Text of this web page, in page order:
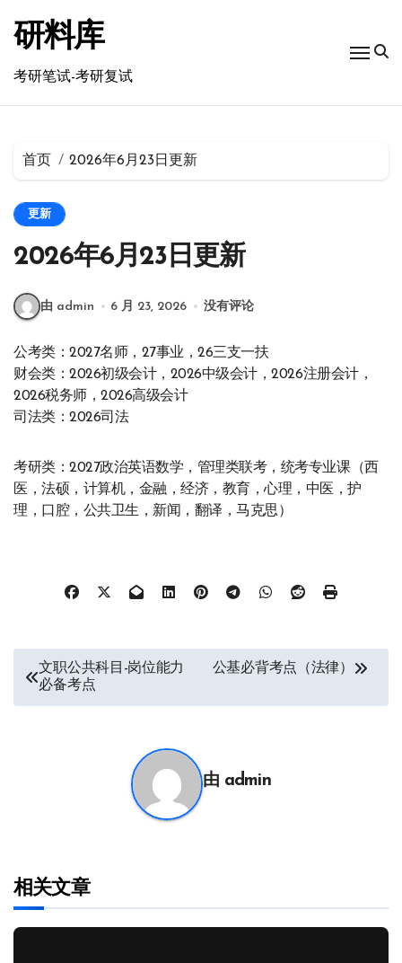
研料库
考研笔试-考研复试
首页 2026年6月23日更新
更新
2026年6月23日更新
由 admin 6 月 23, 2026 没有评论
公考类：2027名师，27事业，26三支一扶
财会类：2026初级会计，2026中级会计，2026注册会计，
2026税务师，2026高级会计
司法类：2026司法
考研类：2027政治英语数学，管理类联考，统考专业课（西
医，法硕，计算机，金融，经济，教育，心理，中医，护
理，口腔，公共卫生，新闻，翻译，马克思）
文职公共科目-岗位能力
必备考点
公基必背考点（法律）
由 admin
相关文章